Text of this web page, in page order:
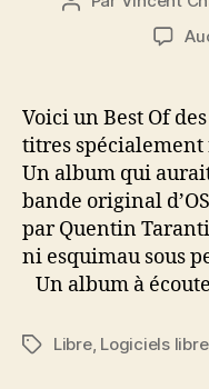
Voici un Best Of
titres spécialement
Un album qui
bande original
par Quentin
ni esquimau sous
Un album à
Étiquettes
Libre, Logiciels